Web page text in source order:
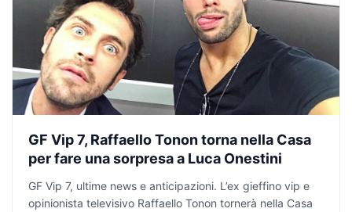
GF Vip 7, Raffaello Tonon torna nella Casa
per fare una sorpresa a Luca Onestini
GF Vip 7, ultime news e anticipazioni. L’ex gieffino vip e
opinionista televisivo Raffaello Tonon tornerà nella Casa